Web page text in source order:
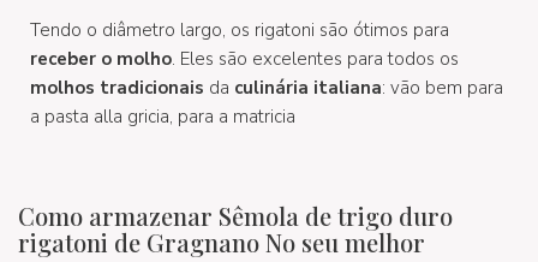
Tendo o diâmetro largo, os rigatoni são ótimos para
receber o molho. Eles são excelentes para todos os
molhos tradicionais da culinária italiana: vão bem para
a pasta alla gricia, para a matricia
Como armazenar Sêmola de trigo duro
rigatoni de Gragnano No seu melhor